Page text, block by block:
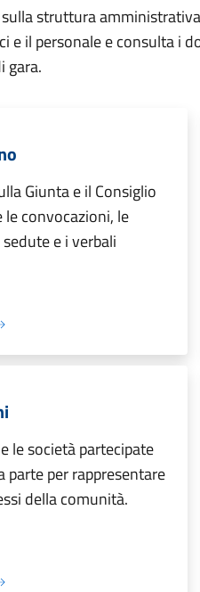
struttura
e il personale e consulta i
gara.
Giunta e il Consiglio
convocazioni, le
e i verbali
le società partecipate
parte per rappresentare
della comunità.